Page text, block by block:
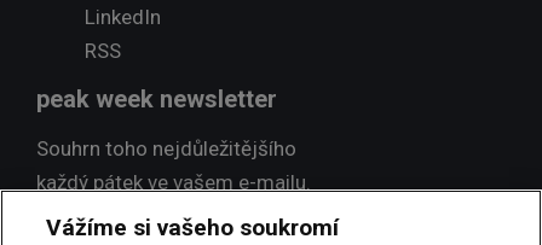
LinkedIn
RSS
peak week newsletter
Souhrn toho nejdůležitějšího
každý pátek ve vašem e-mailu.
Vážíme si vašeho soukromí